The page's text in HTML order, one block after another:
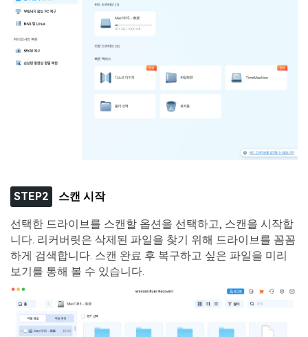
STEP2 스캔 시작
선택한 드라이브를 스캔할 옵션을 선택하고, 스캔을 시작합
니다. 리커버릿은 삭제된 파일을 찾기 위해 드라이브를 꼼꼼
하게 검색합니다. 스캔 완료 후 복구하고 싶은 파일을 미리
보기를 통해 볼 수 있습니다.